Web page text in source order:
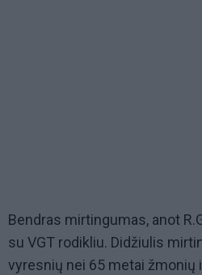
Bendras mirtingumas, anot
su VGT rodikliu. Didžiulis
vyresnių nei 65 metai žmonių